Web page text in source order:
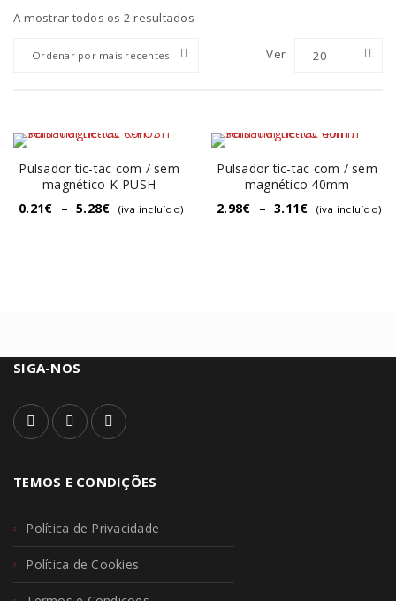
A mostrar todos os 2 resultados
Ordenar por mais recentes Ver 20
Pulsador tic-tac com / sem
magnético K-PUSH
0.21€ – 5.28€ (iva incluído)
Pulsador tic-tac com / sem
magnético 40mm
2.98€ – 3.11€ (iva incluído)
SIGA-NOS
TEMOS E CONDIÇÕES
Política de Privacidade
Política de Cookies